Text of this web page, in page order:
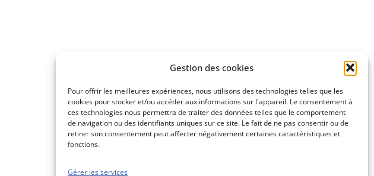
Gestion des cookies
Pour offrir les meilleures expériences, nous utilisons des technologies telles que les
cookies pour stocker et/ou accéder aux informations sur l'appareil. Le consentement à
ces technologies nous permettra de traiter des données telles que le comportement
de navigation ou des identifiants uniques sur ce site. Le fait de ne pas consentir ou de
retirer son consentement peut affecter négativement certaines caractéristiques et
fonctions.
Gérer les services